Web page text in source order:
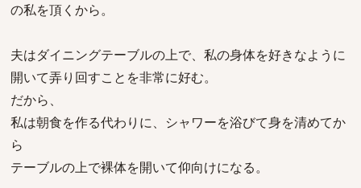
の私を頂くから。
夫はダイニングテーブルの上で、私の身体を好きなように
開いて弄り回すことを非常に好む。
だから、
私は朝食を作る代わりに、シャワーを浴びて身を清めてか
ら
テーブルの上で裸体を開いて仰向けになる。